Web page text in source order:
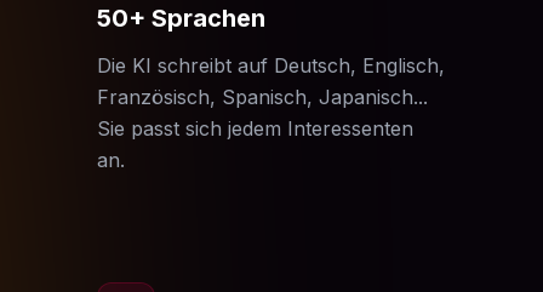
50+ Sprachen
Die KI schreibt auf Deutsch, Englisch,
Französisch, Spanisch, Japanisch...
Sie passt sich jedem Interessenten
an.